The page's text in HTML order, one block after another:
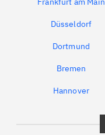
Düsseldorf
Dortmund
Bremen
Hannover